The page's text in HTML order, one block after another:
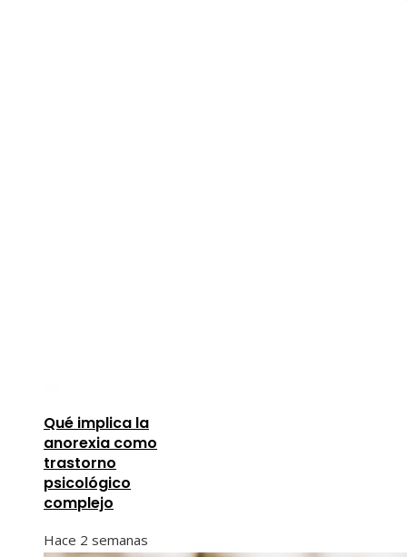
Qué implica la
anorexia como
trastorno
psicológico
complejo
Hace 2 semanas